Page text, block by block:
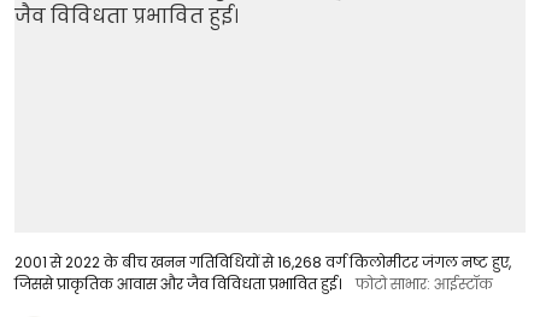
2001 से 2022 के बीच खनन गतिविधियों से 16,268 वर्ग किलोमीटर जंगल नष्ट हुए,
जिससे प्राकृतिक आवास और जैव विविधता प्रभावित हुई।
फोटो साभार: आईस्टॉक